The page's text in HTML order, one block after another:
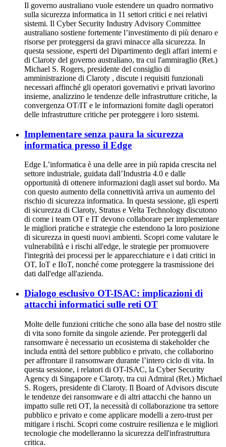
Il governo australiano vuole estendere un quadro normativo
sulla sicurezza informatica in 11 settori critici e nei relativi
sistemi. Il Cyber Security Industry Advisory Committee
australiano sostiene fortemente l’investimento di più denaro e
risorse per proteggersi da gravi minacce alla sicurezza. In
questa sessione, esperti del Dipartimento degli affari interni e
di Claroty del governo australiano, tra cui l'ammiraglio (Ret.)
Michael S. Rogers, presidente del consiglio di
amministrazione di Claroty , discute i requisiti funzionali
necessari affinché gli operatori governativi e privati lavorino
insieme, analizzino le tendenze delle infrastrutture critiche, la
convergenza OT/IT e le informazioni fornite dagli operatori
delle infrastrutture critiche per proteggere i loro sistemi.
Implementare senza paura la sicurezza
informatica presso il Edge
Edge L’informatica è una delle aree in più rapida crescita nel
settore industriale, guidata dall’Industria 4.0 e dalle
opportunità di ottenere informazioni dagli asset sul bordo. Ma
con questo aumento della connettività arriva un aumento del
rischio di sicurezza informatica. In questa sessione, gli esperti
di sicurezza di Claroty, Stratus e Velta Technology discutono
di come i team OT e IT devono collaborare per implementare
le migliori pratiche e strategie che estendono la loro posizione
di sicurezza in questi nuovi ambienti. Scopri come valutare le
vulnerabilità e i rischi all'edge, le strategie per promuovere
l'integrità dei processi per le apparecchiature e i dati critici in
OT, IoT e IIoT, nonché come proteggere la trasmissione dei
dati dall'edge all'azienda.
Dialogo esclusivo OT-ISAC: implicazioni di
attacchi informatici sulle reti OT
Molte delle funzioni critiche che sono alla base del nostro stile
di vita sono fornite da singole aziende. Per proteggerli dal
ransomware è necessario un ecosistema di stakeholder che
includa entità del settore pubblico e privato, che collaborino
per affrontare il ransomware durante l’intero ciclo di vita. In
questa sessione, i relatori di OT-ISAC, la Cyber Security
Agency di Singapore e Claroty, tra cui Admiral (Ret.) Michael
S. Rogers, presidente di Claroty. Il Board of Advisors discute
le tendenze dei ransomware e di altri attacchi che hanno un
impatto sulle reti OT, la necessità di collaborazione tra settore
pubblico e privato e come applicare modelli a zero-trust per
mitigare i rischi. Scopri come costruire resilienza e le migliori
tecnologie che modelleranno la sicurezza dell'infrastruttura
critica.